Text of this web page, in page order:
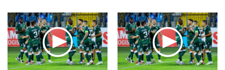
Εικαστικά
Βιβλίο
Χειρόγραφα
Προσφορές
Προσωπικότητες στην ''Κ''
Επιστολές